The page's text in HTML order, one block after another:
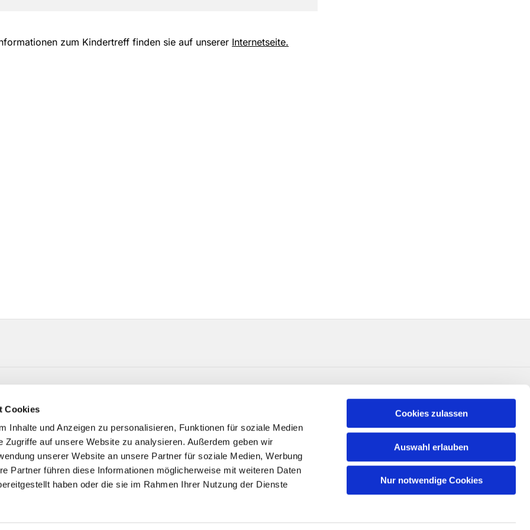
Cookies
Inhalte und Anzeigen zu personalisieren, Funktionen für soziale Medien
Zugriffe auf unsere Website zu analysieren. Außerdem geben wir
unserer Website an unsere Partner für soziale Medien, Werbung
Partner führen diese Informationen möglicherweise mit weiteren Daten
haben oder die sie im Rahmen Ihrer Nutzung der Dienste
Cookies zulassen
Auswahl erlauben
Nur notwendige Cookies
zum Kindertreff finden sie auf unserer Internetseite.